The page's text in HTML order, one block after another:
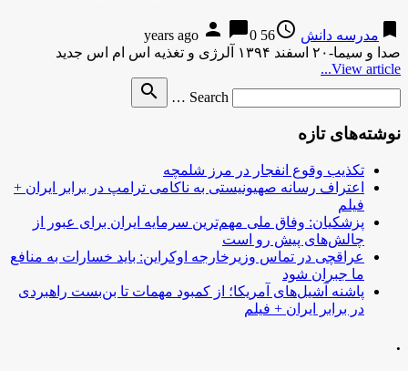
bookmark مدرسه دانش access_time
56 years ago
person chat_bubble0
صدا و سیما-۲۰ اسفند ۱۳۹۴ آلرژی و تغذیه اس ام اس جدید
View article...
Search …
search
نوشته‌های تازه
تکذیب وقوع انفجار در مرز شلمچه
اعتراف رسانه صهیونیستی به ناکامی ترامپ در برابر ایران +
فیلم
پزشکیان: وفاق ملی مهم‌ترین سرمایه ایران برای عبور از
چالش‌های پیش رو است
عراقچی در تماس وزیرخارجه اوکراین: باید خسارات به منافع
ما جبران شود
پاشنه آشیل‌های آمریکا؛ از کمبود مهمات تا بن‌بست راهبردی
در برابر ایران + فیلم
.